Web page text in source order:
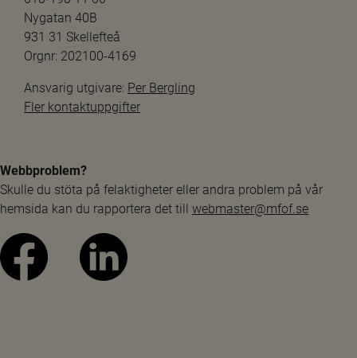
Nygatan 40B
931 31 Skellefteå
Orgnr: 202100-4169
Ansvarig utgivare: Per Bergling
Fler kontaktuppgifter
Webbproblem?
Skulle du stöta på felaktigheter eller andra problem på vår
hemsida kan du rapportera det till webmaster@mfof.se